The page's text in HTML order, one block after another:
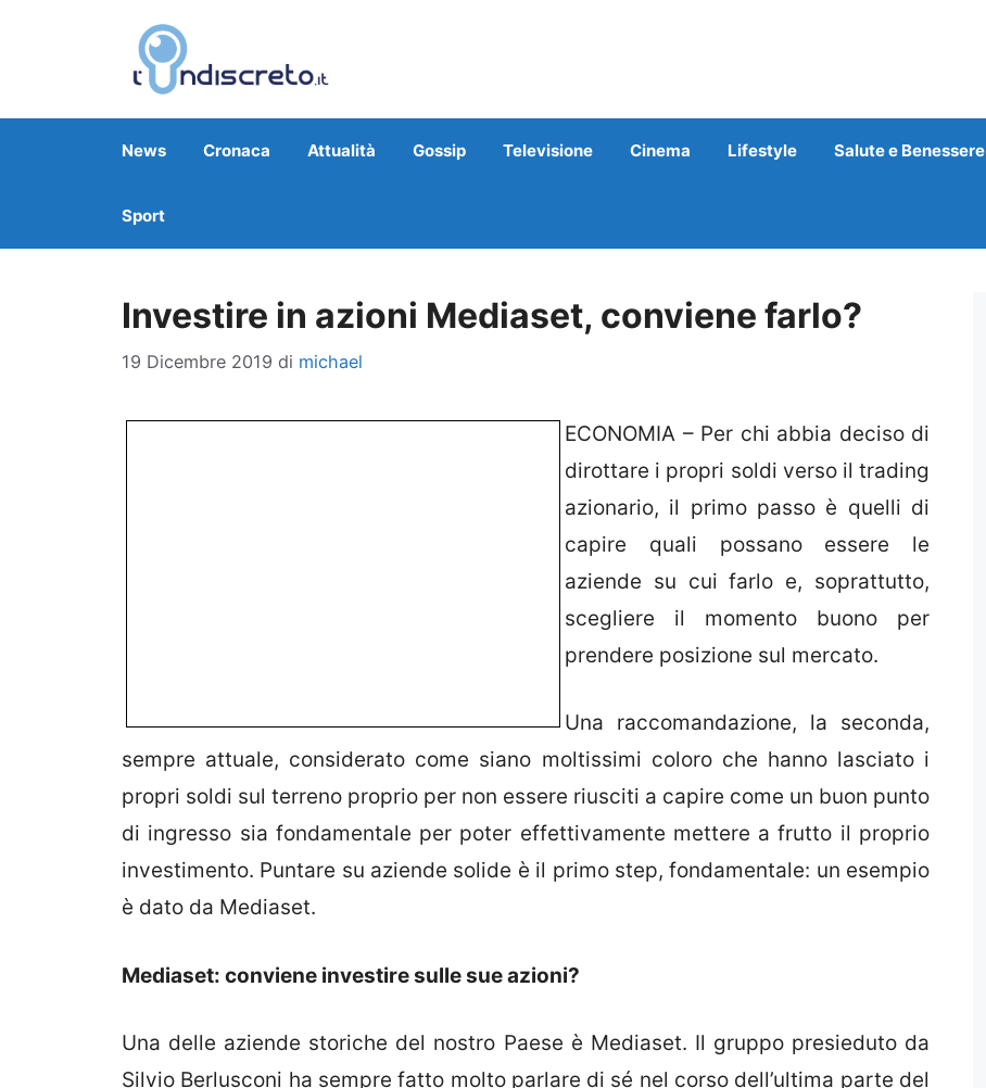
News Cronaca Attualità Gossip Televisione Cinema Lifestyle Salute e Benessere
Sport
Investire in azioni Mediaset, conviene farlo?
19 Dicembre 2019 di michael
ECONOMIA – Per chi abbia deciso di
dirottare i propri soldi verso il trading
azionario, il primo passo è quelli di
capire quali possano essere le
aziende su cui farlo e, soprattutto,
scegliere il momento buono per
prendere posizione sul mercato.
Una raccomandazione, la seconda,
sempre attuale, considerato come siano moltissimi coloro che hanno lasciato i
propri soldi sul terreno proprio per non essere riusciti a capire come un buon punto
di ingresso sia fondamentale per poter effettivamente mettere a frutto il proprio
investimento. Puntare su aziende solide è il primo step, fondamentale: un esempio
è dato da Mediaset.
Mediaset: conviene investire sulle sue azioni?
Una delle aziende storiche del nostro Paese è Mediaset. Il gruppo presieduto da
Silvio Berlusconi ha sempre fatto molto parlare di sé nel corso dell’ultima parte del